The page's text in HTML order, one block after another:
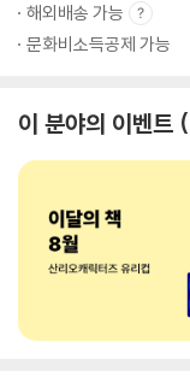
해외배송 가능
문화비소득공제 가능
이 분야의 이벤트